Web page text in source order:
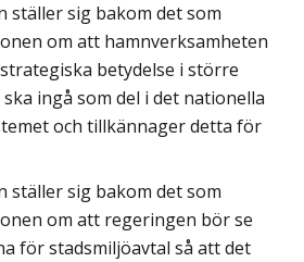
ställer sig bakom det som
om att hamnverksamheten
betydelse i större
ingå som del i det nationella
och tillkännager detta för
ställer sig bakom det som
om att regeringen bör se
för stadsmiljöavtal så att det